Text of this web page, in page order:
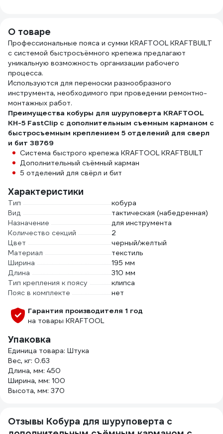
О товаре
Профессиональные пояса и сумки KRAFTOOL KRAFTBUILT
с системой быстросъёмного крепежа предлагают
уникальную возможность организации рабочего
процесса.
Используются для переноски разнообразного
инструмента, необходимого при проведении ремонтно-
монтажных работ.
Преимущества кобуры для шуруповерта KRAFTOOL
KH-5 FastClip с дополнительным съемным карманом с
быстросъемным креплением 5 отделений для сверл
и бит 38769
Система быстрого крепежа KRAFTOOL KRAFTBUILT
Дополнительный съёмный карман
5 отделений для свёрл и бит
Характеристики
Тип
кобура
Вид
тактическая (набедренная)
Назначение
для инструмента
Количество секций
2
Цвет
черный/желтый
Материал
текстиль
Ширина
195 мм
Длина
310 мм
Тип крепления к поясу
клипса
Пояс в комплекте
нет
Гарантия производителя 1 год
на товары KRAFTOOL
Упаковка
Единица товара: Штука
Вес, кг: 0.63
Длина, мм: 450
Ширина, мм: 100
Высота, мм: 370
Отзывы Кобура для шуруповерта с